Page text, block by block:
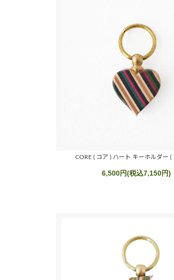
CORE ( コア ) ハート キーホルダー (
6,500円(税込7,150円)